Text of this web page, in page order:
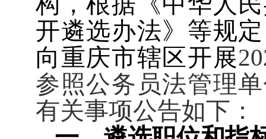
开遴选办法》等规
向重庆市辖区开展
参照公务员法管理
有关事项公告如下：